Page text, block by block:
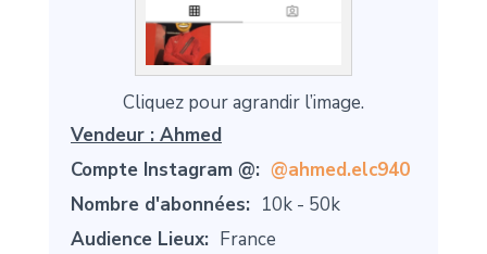
Cliquez pour agrandir l’image.
Vendeur : Ahmed
Compte Instagram @: @ahmed.elc940
Nombre d'abonnées: 10k - 50k
Audience Lieux: France